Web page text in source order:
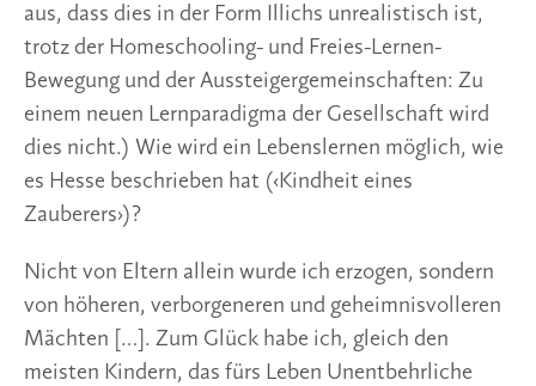
aus, dass dies in der Form Illichs unrealistisch ist,
trotz der Homeschooling- und Freies-Lernen-
Bewegung und der Aussteigergemeinschaften: Zu
einem neuen Lernparadigma der Gesellschaft wird
dies nicht.) Wie wird ein Lebenslernen möglich, wie
es Hesse beschrieben hat (‹Kindheit eines
Zauberers›)?
Nicht von Eltern allein wurde ich erzogen, sondern
von höheren, verborgeneren und geheimnisvolleren
Mächten […]. Zum Glück habe ich, gleich den
meisten Kindern, das fürs Leben Unentbehrliche